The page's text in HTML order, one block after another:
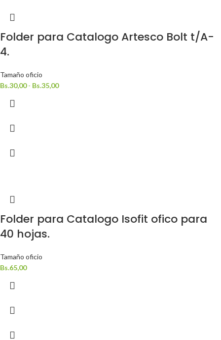
Folder para Catalogo Artesco Bolt t/A-
4.
Tamaño oficio
Bs.30,00 - Bs.35,00
Folder para Catalogo Isofit ofico para
40 hojas.
Tamaño oficio
Bs.65,00